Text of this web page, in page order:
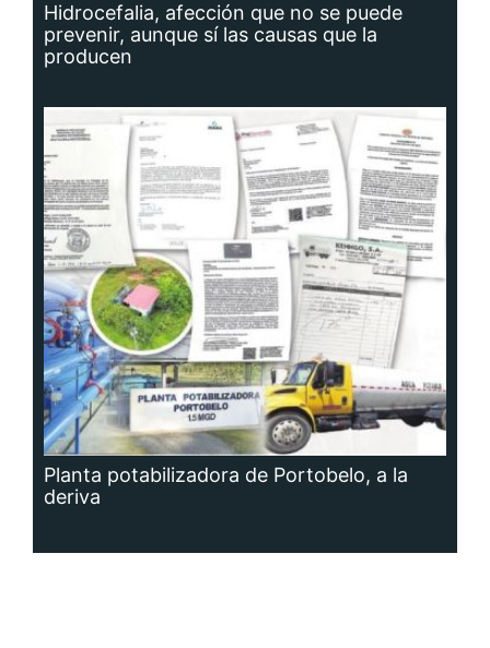
Hidrocefalia, afección que no se puede
prevenir, aunque sí las causas que la
producen
Planta potabilizadora de Portobelo, a la
deriva